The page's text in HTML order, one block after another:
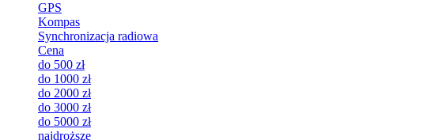
GPS
Kompas
Synchronizacja radiowa
Cena
do 500 zł
do 1000 zł
do 2000 zł
do 3000 zł
do 5000 zł
najdroższe